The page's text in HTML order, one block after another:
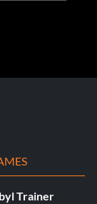
Trainer